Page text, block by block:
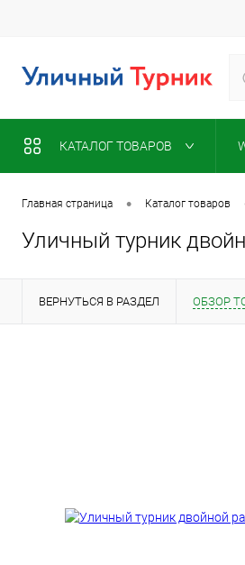
КАТАЛОГ ТОВАРОВ
Главная страница • Каталог товаров
Уличный турник
ВЕРНУТЬСЯ В РАЗДЕЛ ОБЗОР